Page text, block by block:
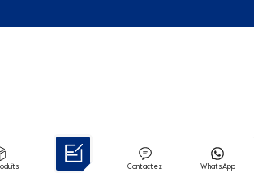
WhatsApp
Contactez